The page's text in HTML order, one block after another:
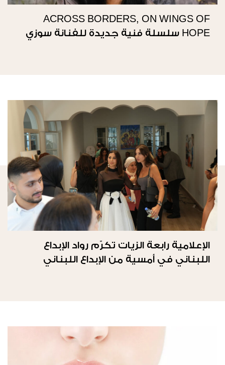
ACROSS BORDERS, ON WINGS OF
HOPE سلسلة فنية جديدة للفنانة سوزي
الإعلامية رابعة الزيات تكرّم رواد الإبداع
اللبناني في أمسية من الإبداع اللبناني